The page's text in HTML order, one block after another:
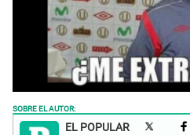
SOBRE EL AUTOR:
EL POPULAR